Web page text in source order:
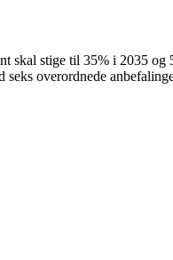
skal stige til 35% i 2035 og
seks overordnede